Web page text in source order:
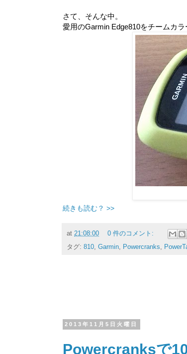
さて、そんな中。
愛用のGarmin Edge810をチームカ
続きも読む？ >>
at 21:08:00
0 件のコメント:
タグ: 810 Garmin Powercranks
2013年11月5日火曜日
Powercranksで